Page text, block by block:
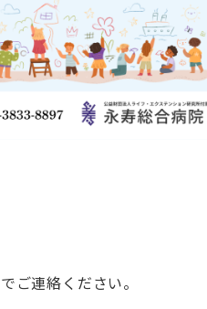
ご連絡ください。